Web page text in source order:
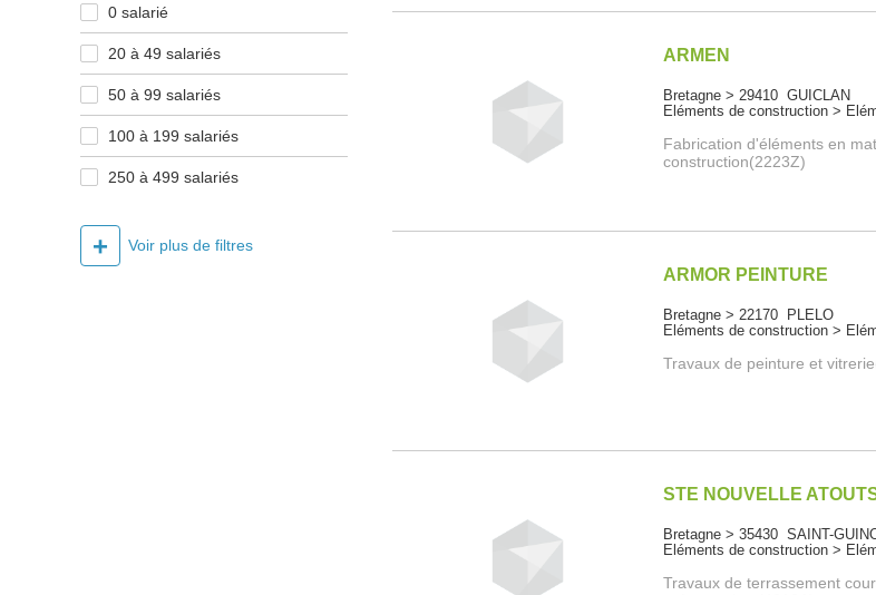
0 salarié
20 à 49 salariés
50 à 99 salariés
100 à 199 salariés
250 à 499 salariés
+ Voir plus de filtres
ARMEN
Bretagne > 29410 GUICLAN
Eléments de construction >
Fabrication d'éléments en
construction(2223Z)
ARMOR PEINTURE
Bretagne > 22170 PLELO
Eléments de construction >
Travaux de peinture et
STE NOUVELLE
Bretagne > 35430 SAINT-
Eléments de construction >
Travaux de terrassement